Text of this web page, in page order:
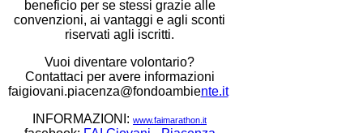
beneficio per se stessi grazie alle
convenzioni, ai vantaggi e agli sconti
riservati agli iscritti.
Vuoi diventare volontario?
Contattaci per avere informazioni
faigiovani.piacenza@fondoambiente.it
INFORMAZIONI:www.faimarathon.it